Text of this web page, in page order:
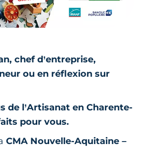
chef d’entreprise,
ou en réflexion sur
de l’Artisanat en Charente-
pour vous.
CMA Nouvelle-Aquitaine –